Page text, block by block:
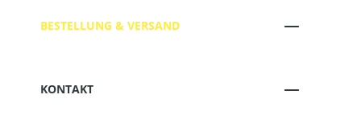
BESTELLUNG & VERSAND
KONTAKT